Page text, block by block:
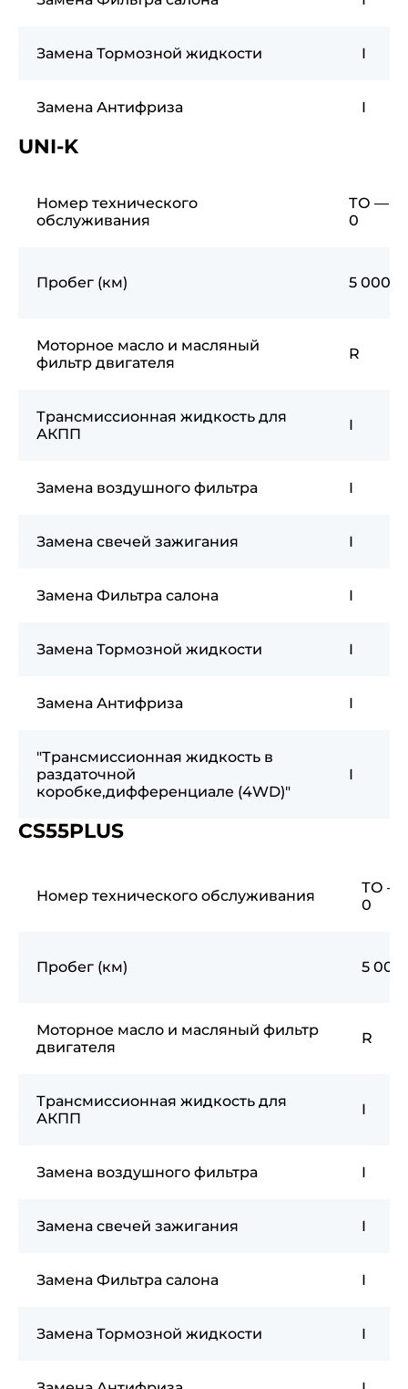
Замена Тормозной жидкости I
Замена Антифриза I
UNI-K
Номер технического
обслуживания
ТО —
0
Пробег (км) 5 000
Моторное масло и масляный
фильтр двигателя
R
Трансмиссионная жидкость для
АКПП
I
Замена воздушного фильтра I
Замена свечей зажигания I
Замена Фильтра салона I
Замена Тормозной жидкости I
Замена Антифриза I
"Трансмиссионная жидкость в
раздаточной
коробке,дифференциале (4WD)"
I
CS55PLUS
Номер технического обслуживания
ТО —
0
Пробег (км) 5 000
Моторное масло и масляный фильтр
двигателя
R
Трансмиссионная жидкость для
АКПП
I
Замена воздушного фильтра I
Замена свечей зажигания I
Замена Фильтра салона I
Замена Тормозной жидкости I